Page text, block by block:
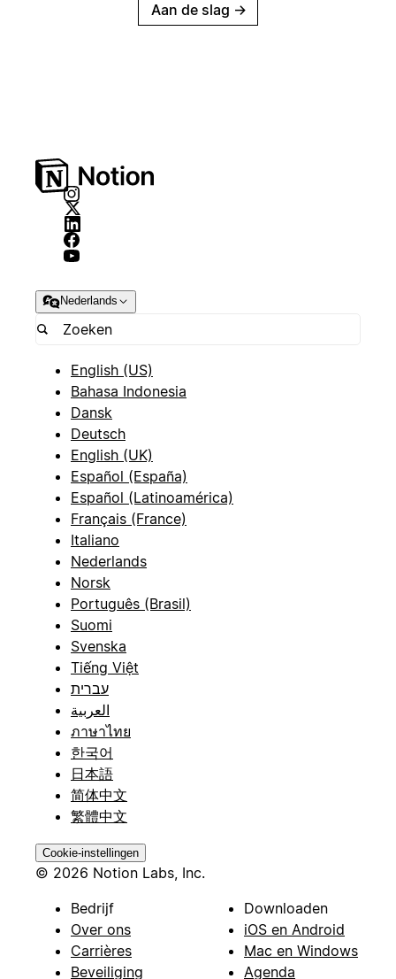
Aan de slag →
Nederlands
English (US)
Bahasa Indonesia
Dansk
Deutsch
English (UK)
Español (España)
Español (Latinoamérica)
Français (France)
Italiano
Nederlands
Norsk
Português (Brasil)
Suomi
Svenska
Tiếng Việt
עברית
العربية
ภาษาไทย
한국어
日本語
简体中文
繁體中文
Cookie-instellingen
© 2026 Notion Labs, Inc.
Bedrijf
Over ons
Carrières
Beveiliging
Downloaden
iOS en Android
Mac en Windows
Agenda